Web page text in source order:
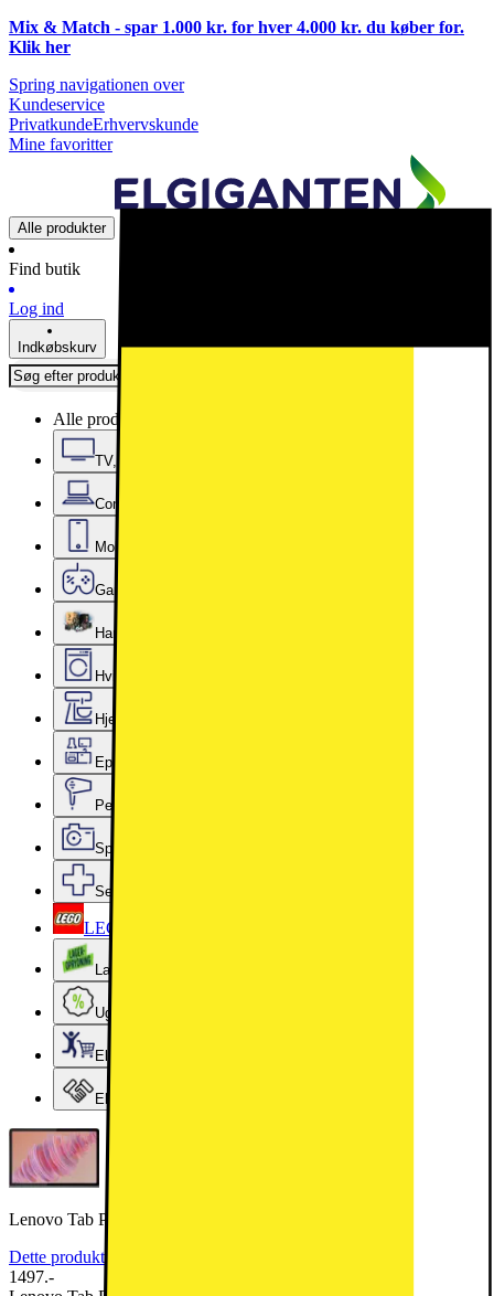
Mix & Match - spar 1.000 kr. for hver 4.000 kr. du køber for.
Klik her
Spring navigationen over
Kundeservice
PrivatkundeErhvervskunde
Mine favoritter
Alle produkter
Find butik
Log ind
Indkøbskurv
Alle produkter
TV, Lyd & Smart Home
Computer & Kontor
Mobil, Tablet & Smartwatch
Gaming
Hardware
Hvidevarer
Hjem, Rengøring & Køkkenudstyr
Epoq køkken & bryggers
Personlig pleje, Skønhed & Velvære
Sport, Fritid & Hobby
Services & tilbehør
LEGO
Lageroprydning
Ugens tilbud - og andre gode priser
Elgigantens Kundeklub
Elgiganten Erhverv
Lenovo Tab Plus 8/128 11,5" tablet (Luna Grå)
Dette produkt er blevet bedømt til 4.5 ud af 5 stjerner.
1497.-